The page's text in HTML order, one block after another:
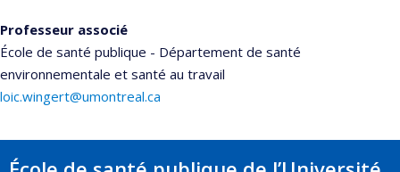
Professeur associé
École de santé publique - Département de santé
environnementale et santé au travail
loic.wingert@umontreal.ca